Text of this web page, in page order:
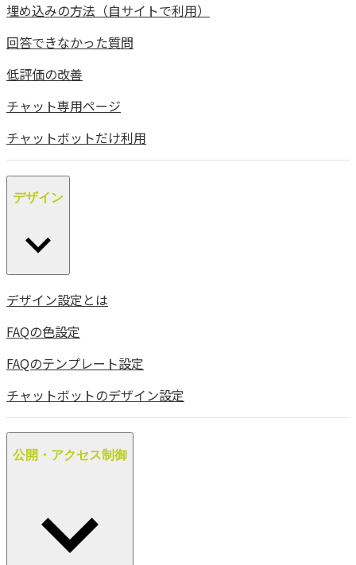
埋め込みの方法（自サイトで利用）
回答できなかった質問
低評価の改善
チャット専用ページ
チャットボットだけ利用
デザイン
デザイン設定とは
FAQの色設定
FAQのテンプレート設定
チャットボットのデザイン設定
公開・アクセス制御